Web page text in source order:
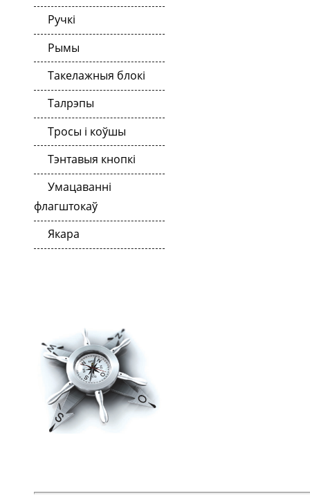
Ручкі
Рымы
Такелажныя блокі
Талрэпы
Тросы і коўшы
Тэнтавыя кнопкі
Умацаванні
флагштокаў
Якара